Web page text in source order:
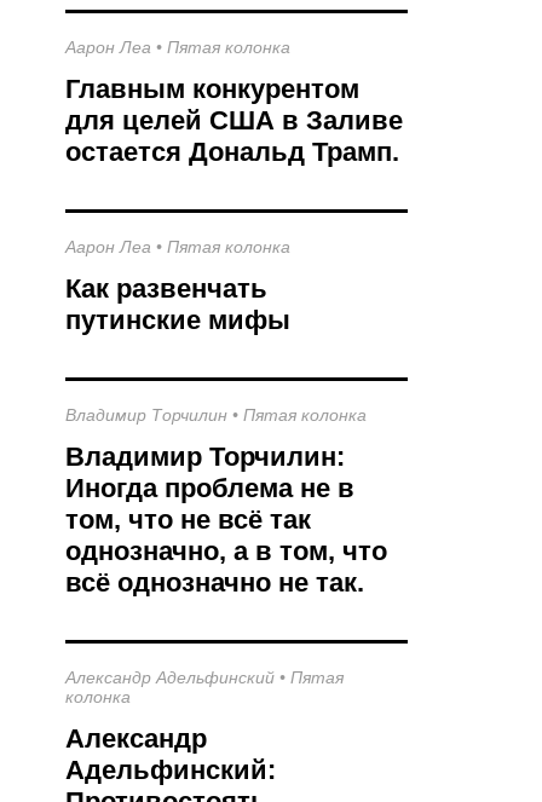
Аарон Леа • Пятая колонка
Главным конкурентом
для целей США в Заливе
остается Дональд Трамп.
Аарон Леа • Пятая колонка
Как развенчать
путинские мифы
Владимир Торчилин • Пятая колонка
Владимир Торчилин:
Иногда проблема не в
том, что не всё так
однозначно, а в том, что
всё однозначно не так.
Александр Адельфинский • Пятая
колонка
Александр
Адельфинский: